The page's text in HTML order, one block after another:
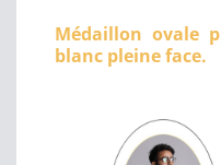
Médaillon ovale
blanc pleine face.